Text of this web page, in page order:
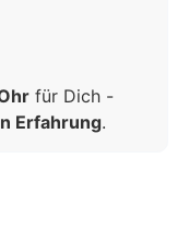
für Dich -
Erfahrung.